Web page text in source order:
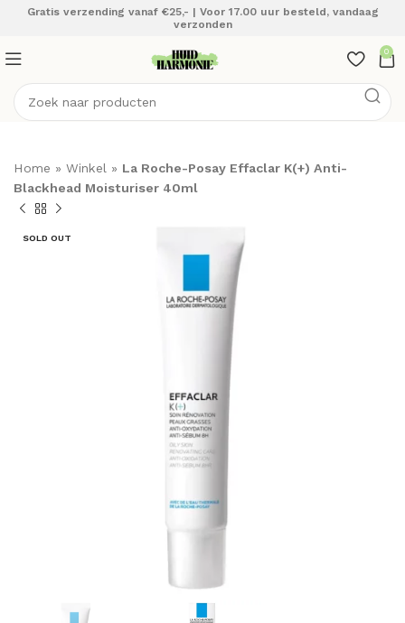
Gratis verzending vanaf €25,- | Voor 17.00 uur besteld, vandaag
verzonden
0
Home » Winkel » La Roche-Posay Effaclar K(+) Anti-
Blackhead Moisturiser 40ml
SOLD OUT